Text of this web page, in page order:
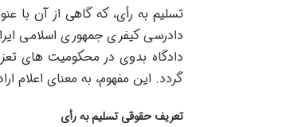
تسلیم به رأی، که گاهی از آن با
دادرسی کیفری جمهوری اسلامی
دادگاه بدوی در محکومیت های
گردد. این مفهوم، به معنای
تعریف حقوقی تسلیم به رأی